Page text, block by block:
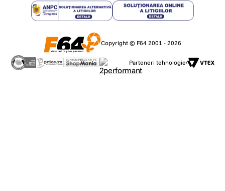
Copyright © F64 2001 - 2026
Parteneri tehnologie: